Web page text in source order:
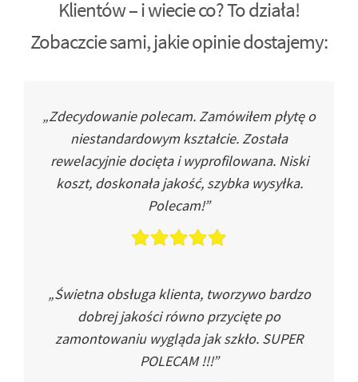
Klientów – i wiecie co? To działa!
Zobaczcie sami, jakie opinie dostajemy:
„Zdecydowanie polecam. Zamówiłem płytę o
niestandardowym kształcie. Została
rewelacyjnie docięta i wyprofilowana. Niski
koszt, doskonała jakość, szybka wysyłka.
Polecam!”
„Świetna obsługa klienta, tworzywo bardzo
dobrej jakości równo przycięte po
zamontowaniu wygląda jak szkło. SUPER
POLECAM !!!”